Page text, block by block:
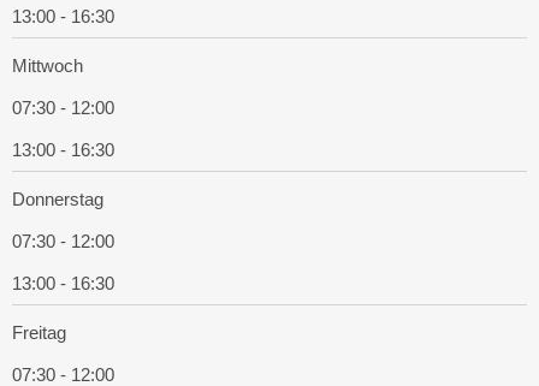
13:00 - 16:30
Mittwoch
07:30 - 12:00
13:00 - 16:30
Donnerstag
07:30 - 12:00
13:00 - 16:30
Freitag
07:30 - 12:00